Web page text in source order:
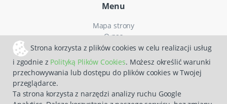
Strona korzysta z plików cookies w celu realizacji usług
i zgodnie z Polityką Plików Cookies. Możesz określić warunki
przechowywania lub dostępu do plików cookies w Twojej
przeglądarce.
Ta strona korzysta z narzędzi analizy ruchu Google
Menu
Mapa strony
O nas
Czas i koszty dostawy
Reklamacje
Regulamin zakupów
Polityka prywatności
Zwroty